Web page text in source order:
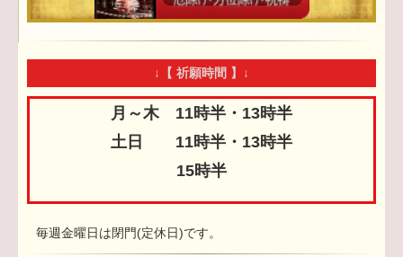
↓【 祈願時間 】↓
月～木 11時半・13時半
土日 11時半・13時半
15時半
毎週金曜日は閉門(定休日)です。